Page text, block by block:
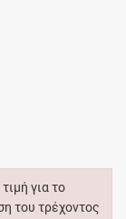
για το
του τρέχοντος